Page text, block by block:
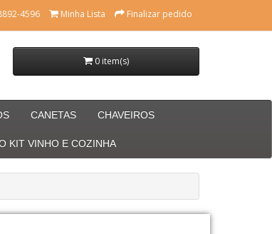
4596 Minha Lista Finalizar pedido
0 item(s)
CANETAS CHAVEIROS
KIT VINHO E COZINHA